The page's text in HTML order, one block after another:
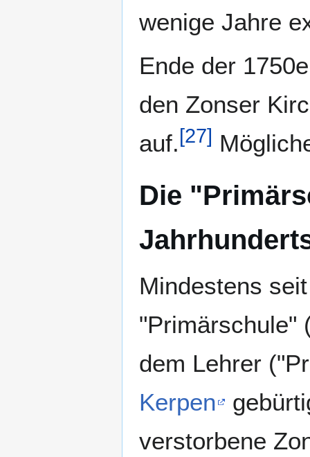
wenige Jahre
Ende der
den Zonser
auf. [27]
Die
Mindestens
"Primärschule"
dem Lehrer
Kerpen
verstorbene